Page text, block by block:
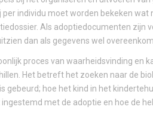
individu moet worden bekeken wat
Als adoptiedocumenten zijn
dan als gegevens wel
proces van waarheidsvinding en
Het betreft het zoeken naar de
gebeurd; hoe het kind in het
met de adoptie en hoe de